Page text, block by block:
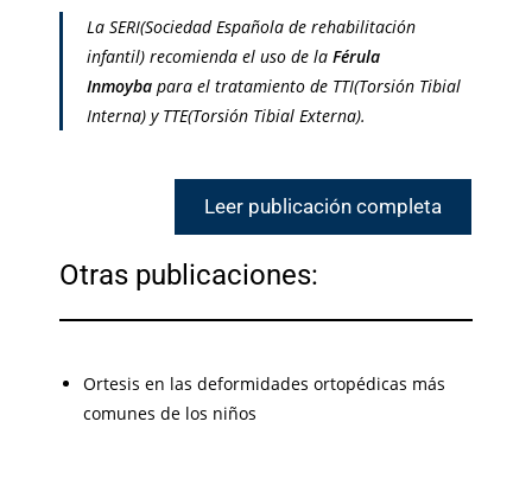
La SERI(Sociedad Española de rehabilitación
infantil) recomienda el uso de la Férula
Inmoyba para el tratamiento de TTI(Torsión Tibial
Interna) y TTE(Torsión Tibial Externa).
Leer publicación completa
Otras publicaciones:
Ortesis en las deformidades ortopédicas más
comunes de los niños